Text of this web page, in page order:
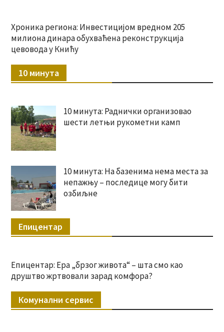
Хроника региона: Инвестицијом вредном 205
милиона динара обухваћена реконструкција
цевовода у Книћу
10 минута
10 минута: Раднички организовао
шести летњи рукометни камп
10 минута: На базенима нема места за
непажњу – последице могу бити
озбиљне
Епицентар
Епицентар: Ера „брзог живота“ – шта смо као
друштво жртвовали зарад комфора?
Комунални сервис